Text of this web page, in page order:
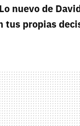
nuevo de
tus propias